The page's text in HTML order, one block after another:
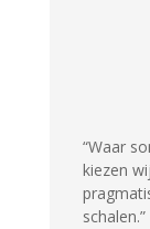
“Waar
kiezen
schalen.”